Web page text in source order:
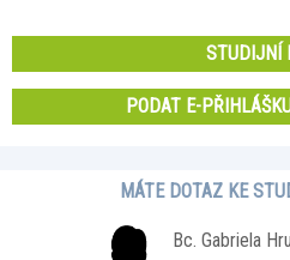
STUDIJNÍ
PODAT E-
MÁTE DOTAZ KE
Bc. Gabriela